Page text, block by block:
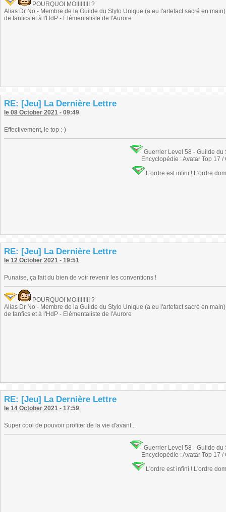
POURQUOI MOIIIIIIIII ?
Alias Dr No - Membre de la Guilde du Stylo Unique (a eu l'artefact sacré en
de fanfics et à l'HdP - Elémentaliste de l'Aurore
RE: [Jeu] La Dernière Lettre
le 08 October 2021 - 09:49
Effectivement, le top :-)
Guerrier Level 58 - Guilde
Encyclopédie : Avatar Top 17 /
L'ordre est infini ! L'ordre
RE: [Jeu] La Dernière Lettre
le 12 October 2021 - 19:51
Punaise, ça fait du bien de voir revenir les conventions !
POURQUOI MOIIIIIIIII ?
Alias Dr No - Membre de la Guilde du Stylo Unique (a eu l'artefact sacré en
de fanfics et à l'HdP - Elémentaliste de l'Aurore
RE: [Jeu] La Dernière Lettre
le 14 October 2021 - 17:59
Super cool de pouvoir profiter de la vie d'avant...
Guerrier Level 58 - Guilde
Encyclopédie : Avatar Top 17 /
L'ordre est infini ! L'ordre